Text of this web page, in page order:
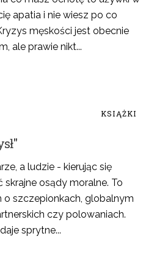
apatia i nie wiesz po co
męskości jest obecnie
ale prawie nikt...
KSIĄŻKI
a ludzie - kierując się
osądy moralne. To
o szczepionkach, globalnym
czy polowaniach.
sprytne...